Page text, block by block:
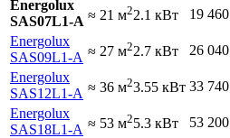
Energolux
SAS07L1-A ≈ 21 м22.1 кВт 19 460
Energolux
SAS09L1-A ≈ 27 м22.7 кВт 26 040
Energolux
SAS12L1-A ≈ 36 м23.55 кВт 33 740
Energolux
SAS18L1-A ≈ 53 м25.3 кВт 53 200